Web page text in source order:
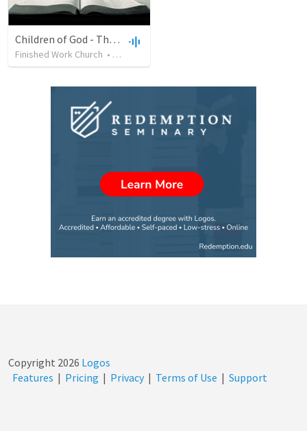
Children of God - The Certainty of Sonship
Finished Work Church • 1,316
Copyright 2026 Logos
Features | Pricing | Privacy | Terms of Use | Support